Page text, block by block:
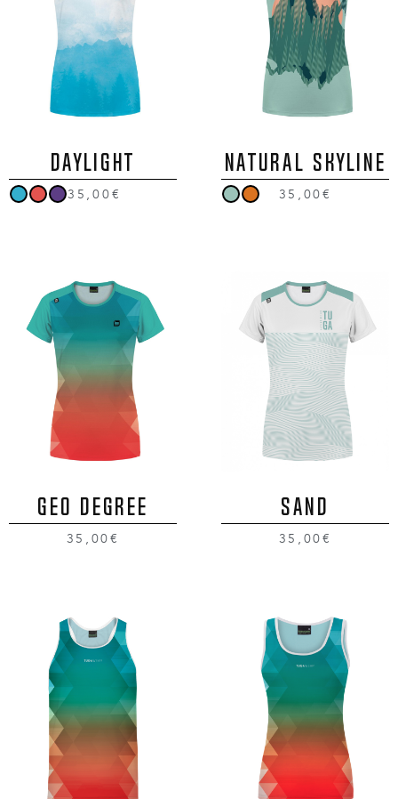
DAYLIGHT
35,00€
NATURAL SKYLINE
35,00€
GEO DEGREE
35,00€
SAND
35,00€